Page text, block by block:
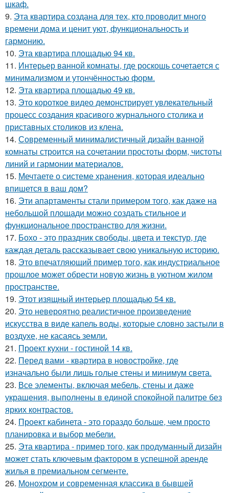
шкаф.
9. Эта квартира создана для тех, кто проводит много
времени дома и ценит уют, функциональность и
гармонию.
10. Эта квартира площадью 94 кв.
11. Интерьер ванной комнаты, где роскошь сочетается с
минимализмом и утончённостью форм.
12. Эта квартира площадью 49 кв.
13. Это короткое видео демонстрирует увлекательный
процесс создания красивого журнального столика и
приставных столиков из клена.
14. Современный минималистичный дизайн ванной
комнаты строится на сочетании простоты форм, чистоты
линий и гармонии материалов.
15. Мечтаете о системе хранения, которая идеально
впишется в ваш дом?
16. Эти апартаменты стали примером того, как даже на
небольшой площади можно создать стильное и
функциональное пространство для жизни.
17. Бохо - это праздник свободы, цвета и текстур, где
каждая деталь рассказывает свою уникальную историю.
18. Это впечатляющий пример того, как индустриальное
прошлое может обрести новую жизнь в уютном жилом
пространстве.
19. Этот изящный интерьер площадью 54 кв.
20. Это невероятно реалистичное произведение
искусства в виде капель воды, которые словно застыли в
воздухе, не касаясь земли.
21. Проект кухни - гостиной 14 кв.
22. Перед вами - квартира в новостройке, где
изначально были лишь голые стены и минимум света.
23. Все элементы, включая мебель, стены и даже
украшения, выполнены в единой спокойной палитре без
ярких контрастов.
24. Проект кабинета - это гораздо больше, чем просто
планировка и выбор мебели.
25. Эта квартира - пример того, как продуманный дизайн
может стать ключевым фактором в успешной аренде
жилья в премиальном сегменте.
26. Монохром и современная классика в бывшей